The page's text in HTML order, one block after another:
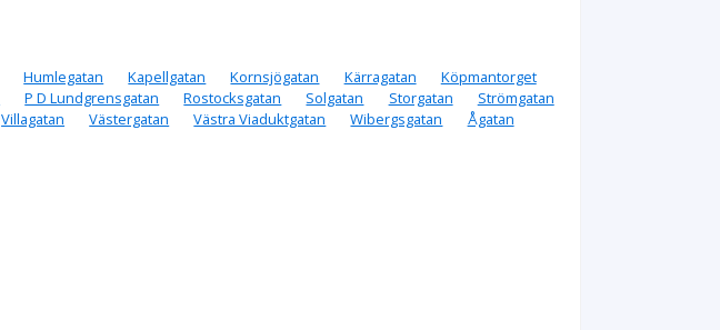
Humlegatan Kapellgatan Kornsjögatan Kärragatan
Köpmantorget
P D Lundgrensgatan Rostocksgatan Solgatan Storgatan
Strömgatan
Villagatan Västergatan Västra Viaduktgatan Wibergsgatan
Ågatan